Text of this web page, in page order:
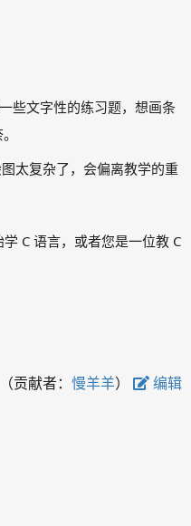
些文字性的练习题，想画条
太复杂了，会偏离教学的重
C 语言，或者您是一位教 C
（贡献者： 慢羊羊） 编辑